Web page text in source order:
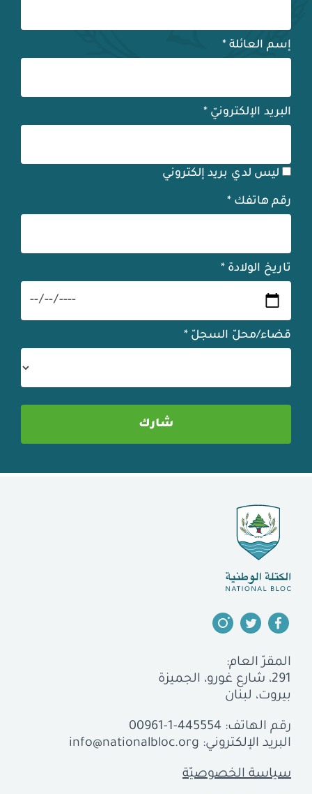
إسم العائلة *
البريد الإلكترونيّ *
ليس لدي بريد إلكتروني
رقم هاتفك *
تاريخ الولادة *
قضاء/محلّ السجلّ *
المقرّ العام:
291، شارع غورو، الجميزة
بيروت، لبنان
رقم الهاتف: 00961-1-445554
البريد الإلكتروني: info@nationalbloc.org
سياسة الخصوصيّة